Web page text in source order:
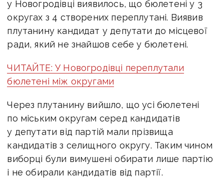
у Новогродівці виявилось, що бюлетені у 3
округах з 4 створених переплутані. Виявив
плутанину кандидат у депутати до місцевої
ради, який не знайшов себе у бюлетені.
ЧИТАЙТЕ: У Новогродівці переплутали
бюлетені між округами
Через плутанину вийшло, що усі бюлетені
по міським округам серед кандидатів
у депутати від партій мали прізвища
кандидатів з селищного округу. Таким чином
виборці були вимушені обирати лише партію
і не обирали кандидатів від партії.